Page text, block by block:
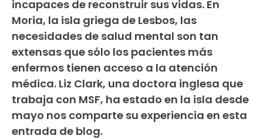
incapaces de reconstruir sus vidas. En
Moria, la isla griega de Lesbos, las
necesidades de salud mental son tan
extensas que sólo los pacientes más
enfermos tienen acceso a la atención
médica. Liz Clark, una doctora inglesa que
trabaja con MSF, ha estado en la isla desde
mayo nos comparte su experiencia en esta
entrada de blog.